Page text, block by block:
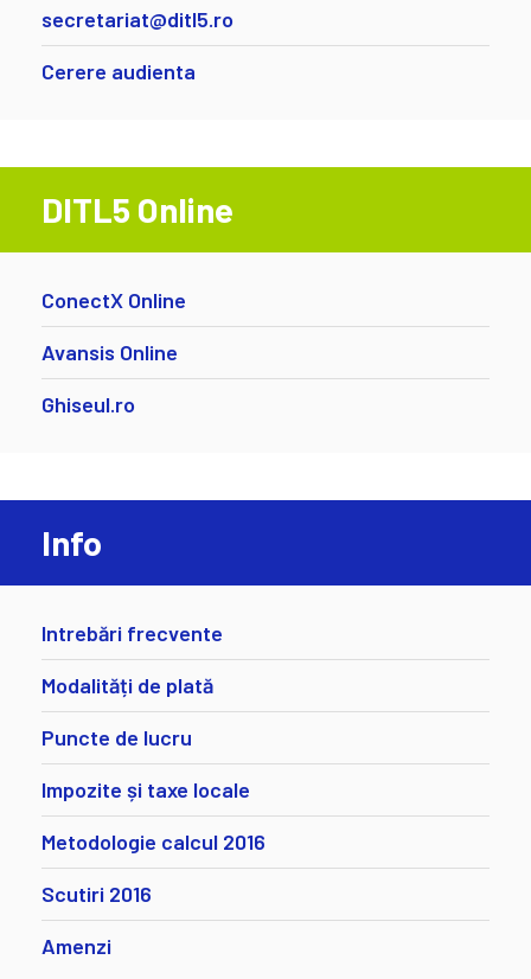
secretariat@ditl5.ro
Cerere audienta
DITL5 Online
ConectX Online
Avansis Online
Ghiseul.ro
Info
Intrebări frecvente
Modalități de plată
Puncte de lucru
Impozite și taxe locale
Metodologie calcul 2016
Scutiri 2016
Amenzi